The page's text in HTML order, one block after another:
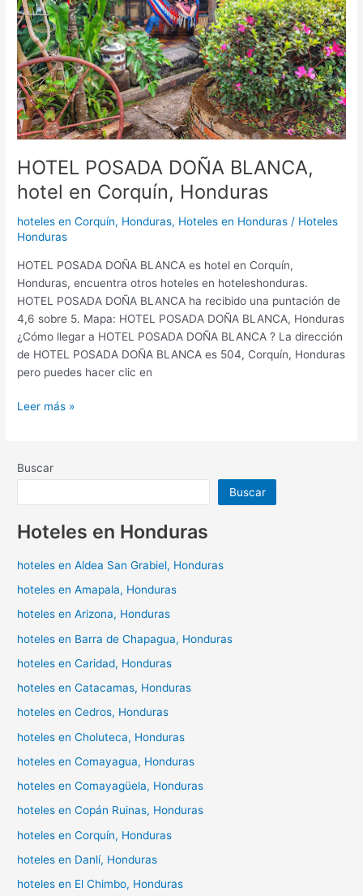
HOTEL POSADA DOÑA BLANCA,
hotel en Corquín, Honduras
hoteles en Corquín, Honduras, Hoteles en Honduras / Hoteles
Honduras
HOTEL POSADA DOÑA BLANCA es hotel en Corquín,
Honduras, encuentra otros hoteles en hoteleshonduras.
HOTEL POSADA DOÑA BLANCA ha recibido una puntación de
4,6 sobre 5. Mapa: HOTEL POSADA DOÑA BLANCA, Honduras
¿Cómo llegar a HOTEL POSADA DOÑA BLANCA ? La dirección
de HOTEL POSADA DOÑA BLANCA es 504, Corquín, Honduras
pero puedes hacer clic en
Corquín,
Honduras
Leer más »
Buscar
Buscar
Hoteles en Honduras
hoteles en Aldea San Grabiel, Honduras
hoteles en Amapala, Honduras
hoteles en Arizona, Honduras
hoteles en Barra de Chapagua, Honduras
hoteles en Caridad, Honduras
hoteles en Catacamas, Honduras
hoteles en Cedros, Honduras
hoteles en Choluteca, Honduras
hoteles en Comayagua, Honduras
hoteles en Comayagüela, Honduras
hoteles en Copán Ruinas, Honduras
hoteles en Corquín, Honduras
hoteles en Danlí, Honduras
hoteles en El Chimbo, Honduras